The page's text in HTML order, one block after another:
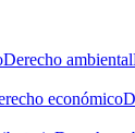
Derecho ambiental
económico